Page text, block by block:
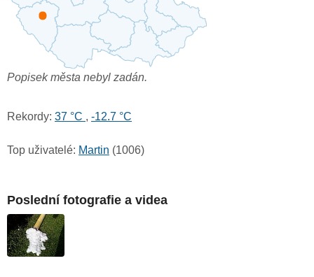
Popisek města nebyl zadán.
Rekordy: 37 °C , -12.7 °C
Top uživatelé: Martin (1006)
Poslední fotografie a videa